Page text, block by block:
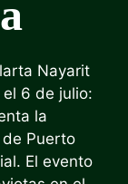
Nayarit
6 de julio:
la
Puerto
El evento